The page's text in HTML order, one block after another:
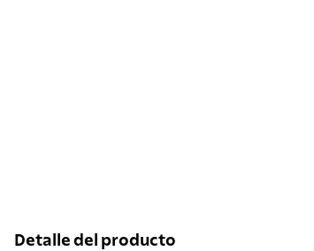
Detalle del producto